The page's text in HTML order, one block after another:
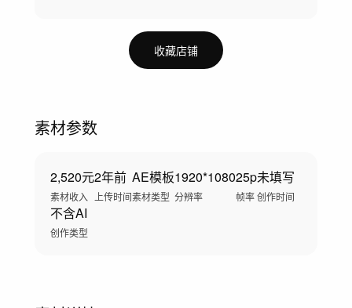
收藏店铺
素材参数
2,520元
素材收入
2年前
上传时间
AE模板
素材类型
1920*1080
分辨率
25p
帧率
未填写
创作时间
不含AI
创作类型